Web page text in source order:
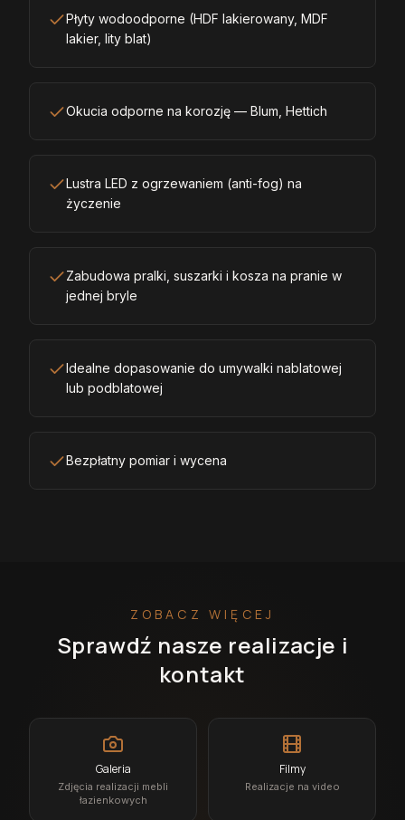
Płyty wodoodporne (HDF lakierowany, MDF
lakier, lity blat)
Okucia odporne na korozję — Blum, Hettich
Lustra LED z ogrzewaniem (anti-fog) na
życzenie
Zabudowa pralki, suszarki i kosza na pranie w
jednej bryle
Idealne dopasowanie do umywalki nablatowej
lub podblatowej
Bezpłatny pomiar i wycena
ZOBACZ WIĘCEJ
Sprawdź nasze realizacje i
kontakt
Galeria
Zdjęcia realizacji mebli
łazienkowych
Filmy
Realizacje na video